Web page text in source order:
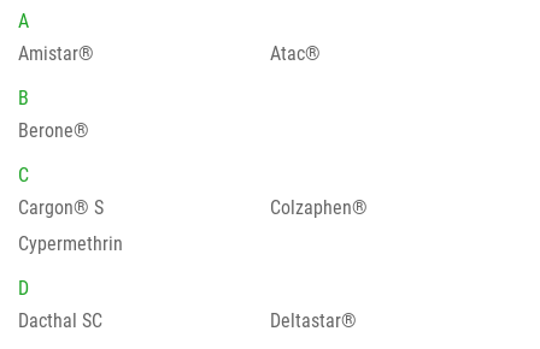
A
Amistar®
Atac®
B
Berone®
C
Cargon® S
Colzaphen®
Cypermethrin
D
Dacthal SC
Deltastar®